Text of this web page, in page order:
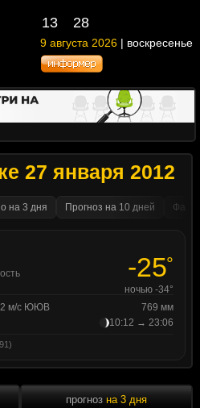
13 28
9 августа 2026 | воскресенье
27 января 2012
на 3 дня Прогноз на 10 дней
-25°
ночью -34°
2 м/с ЮЮВ
769 мм
10:12 → 23:06
прогноз на 3 дня